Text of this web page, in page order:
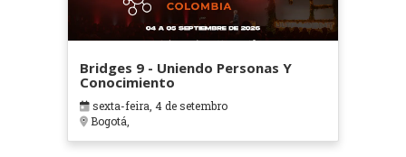
Bridges 9 - Uniendo Personas Y
Conocimiento
sexta-feira, 4 de setembro
Bogotá,